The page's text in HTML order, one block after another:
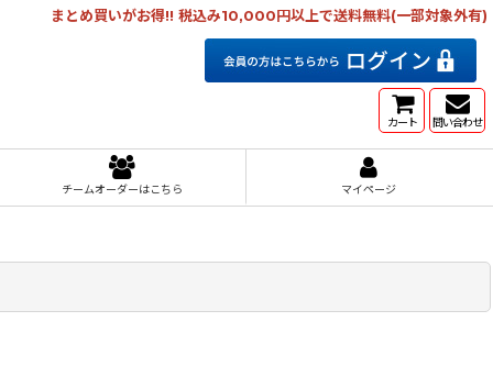
まとめ買いがお得!! 税込み10,000円以上で送料無料(一部対象外有)
カート 問い合わせ
チームオーダーはこちら マイページ